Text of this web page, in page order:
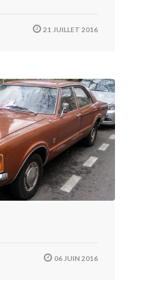
21 JUILLET 2016
06 JUIN 2016